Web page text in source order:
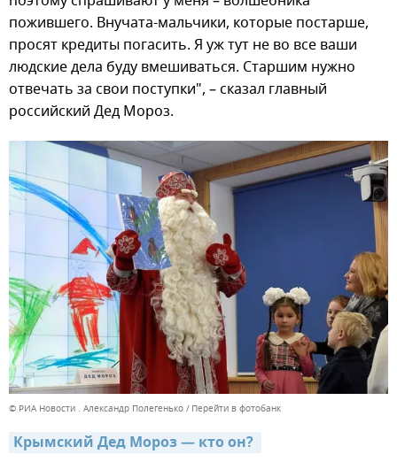
пожившего. Внучата-мальчики, которые постарше,
просят кредиты погасить. Я уж тут не во все ваши
людские дела буду вмешиваться. Старшим нужно
отвечать за свои поступки", – сказал главный
российский Дед Мороз.
© РИА Новости . Александр Полегенько Перейти в фотобанк
Крымский Дед Мороз — кто он?